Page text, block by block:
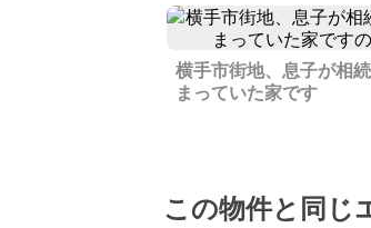
横手市街地、息子が相
まっていた家です
この物件と同じ